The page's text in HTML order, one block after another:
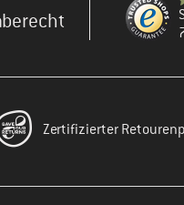
Zertifizierter